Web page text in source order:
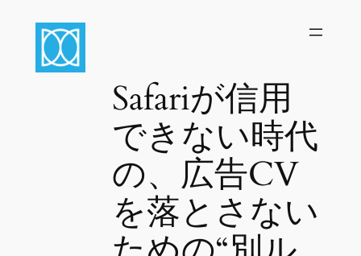
Safariが信用
できない時代
の、広告CV
を落とさない